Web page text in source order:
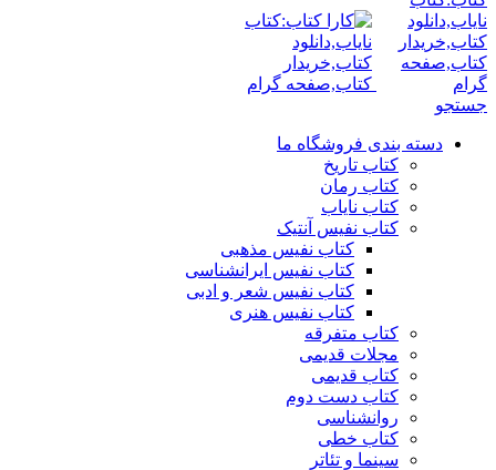
جستجو
دسته بندی فروشگاه ما
کتاب تاریخ
کتاب رمان
کتاب نایاب
کتاب نفیس آنتیک
کتاب نفیس مذهبی
کتاب نفیس ایرانشناسی
کتاب نفیس شعر و ادبی
کتاب نفیس هنری
کتاب متفرقه
مجلات قدیمی
کتاب قدیمی
کتاب دست دوم
روانشناسی
کتاب خطی
سینما و تئاتر